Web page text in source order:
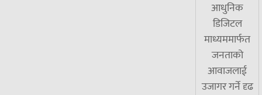
आधुनिक
डिजिटल
माध्यममार्फत
जनताको
आवाजलाई
उजागर गर्ने दृढ